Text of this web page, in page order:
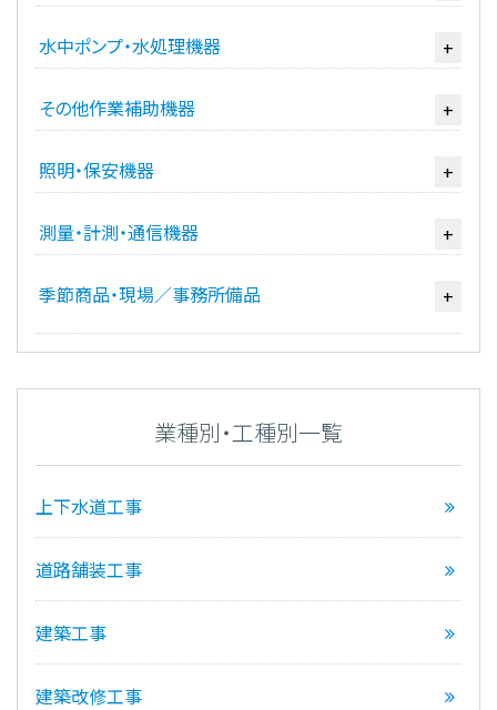
水中ポンプ・水処理機器 +
その他作業補助機器 +
照明・保安機器 +
測量・計測・通信機器 +
季節商品・現場／事務所備品 +
業種別・工種別一覧
上下水道工事
道路舗装工事
建築工事
建築改修工事